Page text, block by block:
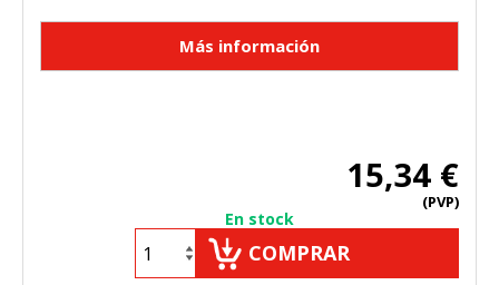
15,34 €
(PVP)
En stock
COMPRAR